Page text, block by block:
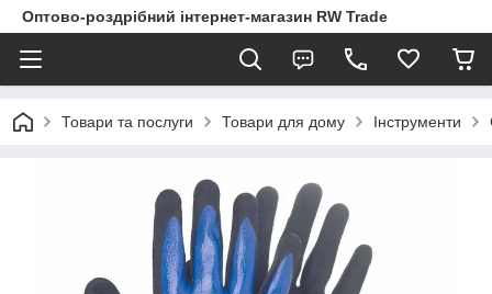
Оптово-роздрібний інтернет-магазин RW Trade
Товари та послуги Товари для дому Інструменти